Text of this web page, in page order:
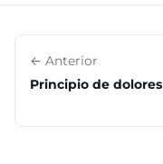
← Anterior
Principio de dolores